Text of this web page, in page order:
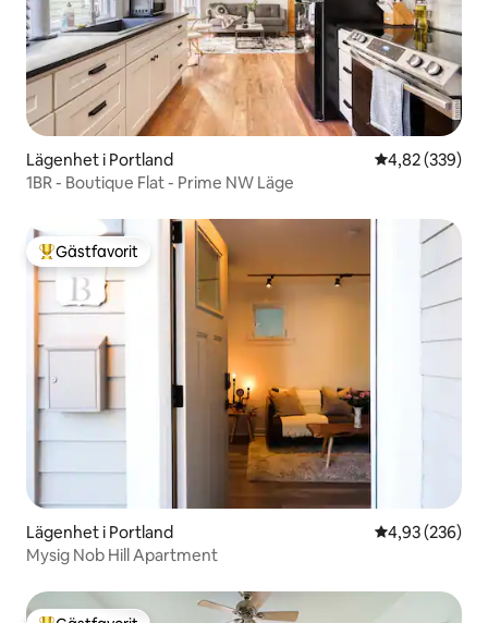
Lägenhet i Portland 4,82 av 5 i
4,82 (339)
1BR - Boutique Flat - Prime NW Läge
Populär gästfavorit
Gästfavorit
Lägenhet i Portland 4,93 av 5 i
4,93 (236)
Mysig Nob Hill Apartment